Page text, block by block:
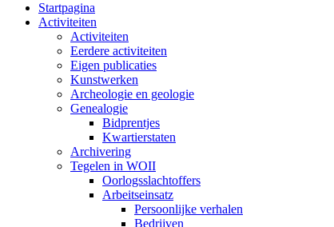
Startpagina
Activiteiten
Activiteiten
Eerdere activiteiten
Eigen publicaties
Kunstwerken
Archeologie en geologie
Genealogie
Bidprentjes
Kwartierstaten
Archivering
Tegelen in WOII
Oorlogsslachtoffers
Arbeitseinsatz
Persoonlijke verhalen
Bedrijven